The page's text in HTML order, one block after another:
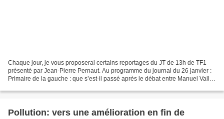
Chaque jour, je vous proposerai certains reportages du JT de 13h de TF1
présenté par Jean-Pierre Pernaut. Au programme du journal du 26 janvier :
Primaire de la gauche : que s’est-il passé après le débat entre Manuel Valls
Pollution: vers une amélioration en fin de